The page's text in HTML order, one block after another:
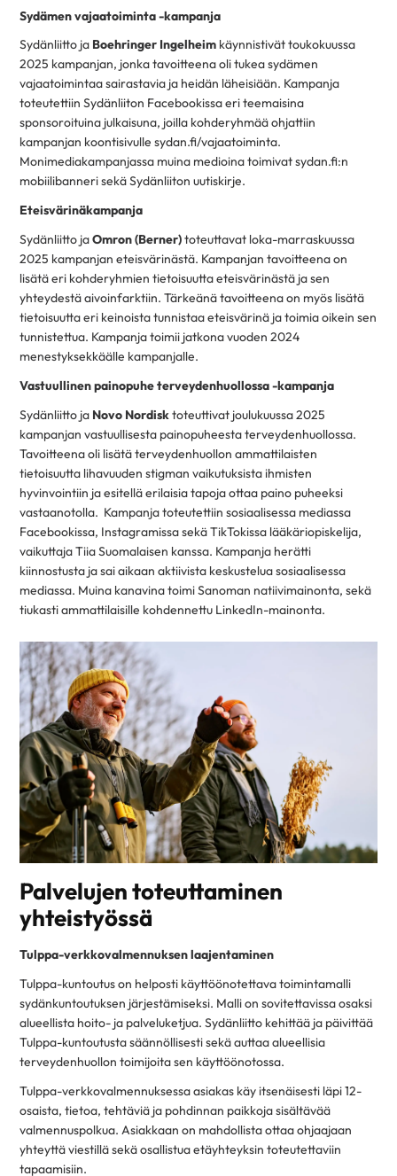
Sydämen vajaatoiminta -kampanja
Sydänliitto ja Boehringer Ingelheim käynnistivät toukokuussa
2025 kampanjan, jonka tavoitteena oli tukea sydämen
vajaatoimintaa sairastavia ja heidän läheisiään. Kampanja
toteutettiin Sydänliiton Facebookissa eri teemaisina
sponsoroituina julkaisuna, joilla kohderyhmää ohjattiin
kampanjan koontisivulle sydan.fi/vajaatoiminta.
Monimediakampanjassa muina medioina toimivat sydan.fi:n
mobiilibanneri sekä Sydänliiton uutiskirje.
Eteisvärinäkampanja
Sydänliitto jaOmron (Berner)toteuttavat loka-marraskuussa
2025 kampanjan eteisvärinästä. Kampanjan tavoitteena on
lisätä eri kohderyhmien tietoisuutta eteisvärinästä ja sen
yhteydestä aivoinfarktiin. Tärkeänä tavoitteena on myös lisätä
tietoisuutta eri keinoista tunnistaa eteisvärinä ja toimia oikein sen
tunnistettua. Kampanja toimii jatkona vuoden 2024
menestyksekkäälle kampanjalle.
Vastuullinen painopuhe terveydenhuollossa -kampanja
Sydänliitto ja Novo Nordisktoteuttivat joulukuussa 2025
kampanjan vastuullisesta painopuheesta terveydenhuollossa.
Tavoitteena oli lisätä terveydenhuollon ammattilaisten
tietoisuutta lihavuuden stigman vaikutuksista ihmisten
hyvinvointiin ja esitellä erilaisia tapoja ottaa paino puheeksi
vastaanotolla. Kampanja toteutettiin sosiaalisessa mediassa
Facebookissa, Instagramissa sekä TikTokissa lääkäriopiskelija,
vaikuttaja Tiia Suomalaisen kanssa. Kampanja herätti
kiinnostusta ja sai aikaan aktiivista keskustelua sosiaalisessa
mediassa. Muina kanavina toimi Sanoman natiivimainonta, sekä
tiukasti ammattilaisille kohdennettu LinkedIn-mainonta.
Palvelujen toteuttaminen
yhteistyössä
Tulppa-verkkovalmennuksen laajentaminen
Tulppa-kuntoutus on helposti käyttöönotettava toimintamalli
sydänkuntoutuksen järjestämiseksi. Malli on sovitettavissa osaksi
alueellista hoito- ja palveluketjua. Sydänliitto kehittää ja päivittää
Tulppa-kuntoutusta säännöllisesti sekä auttaa alueellisia
terveydenhuollon toimijoita sen käyttöönotossa.
Tulppa-verkkovalmennuksessa asiakas käy itsenäisesti läpi 12-
osaista, tietoa, tehtäviä ja pohdinnan paikkoja sisältävää
valmennuspolkua. Asiakkaan on mahdollista ottaa ohjaajaan
yhteyttä viestillä sekä osallistua etäyhteyksin toteutettaviin
tapaamisiin.